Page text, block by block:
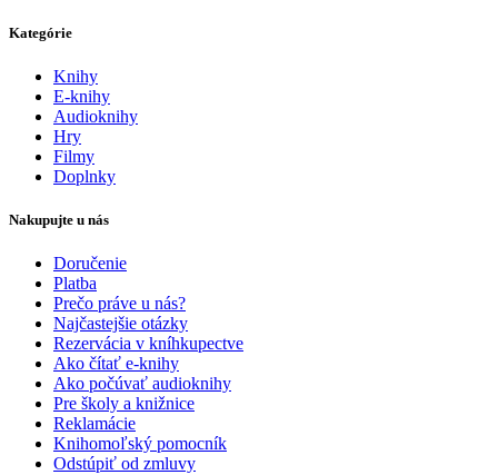
Kategórie
Knihy
E-knihy
Audioknihy
Hry
Filmy
Doplnky
Nakupujte u nás
Doručenie
Platba
Prečo práve u nás?
Najčastejšie otázky
Rezervácia v kníhkupectve
Ako čítať e-knihy
Ako počúvať audioknihy
Pre školy a knižnice
Reklamácie
Knihomoľský pomocník
Odstúpiť od zmluvy